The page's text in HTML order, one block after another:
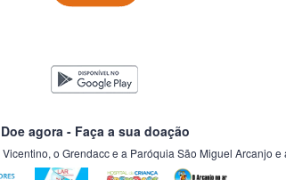
Doe agora - Faça a sua doação
o Grendacc e a Paróquia São Miguel Arcanjo